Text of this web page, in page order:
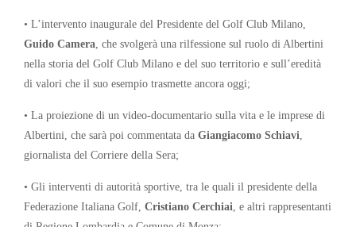
• L’intervento inaugurale del Presidente del Golf Club Milano,
Guido Camera , che svolgerà una rilfessione sul ruolo di Albertini
nella storia del Golf Club Milano e del suo territorio e sull’eredità
di valori che il suo esempio trasmette ancora oggi;
• La proiezione di un video-documentario sulla vita e le imprese di
Albertini, che sarà poi commentata da Giangiacomo Schiavi
giornalista del Corriere della Sera;
• Gli interventi di autorità sportive, tra le quali il presidente della
Federazione Italiana Golf, Cristiano Cerchiai , e altri rappresentanti